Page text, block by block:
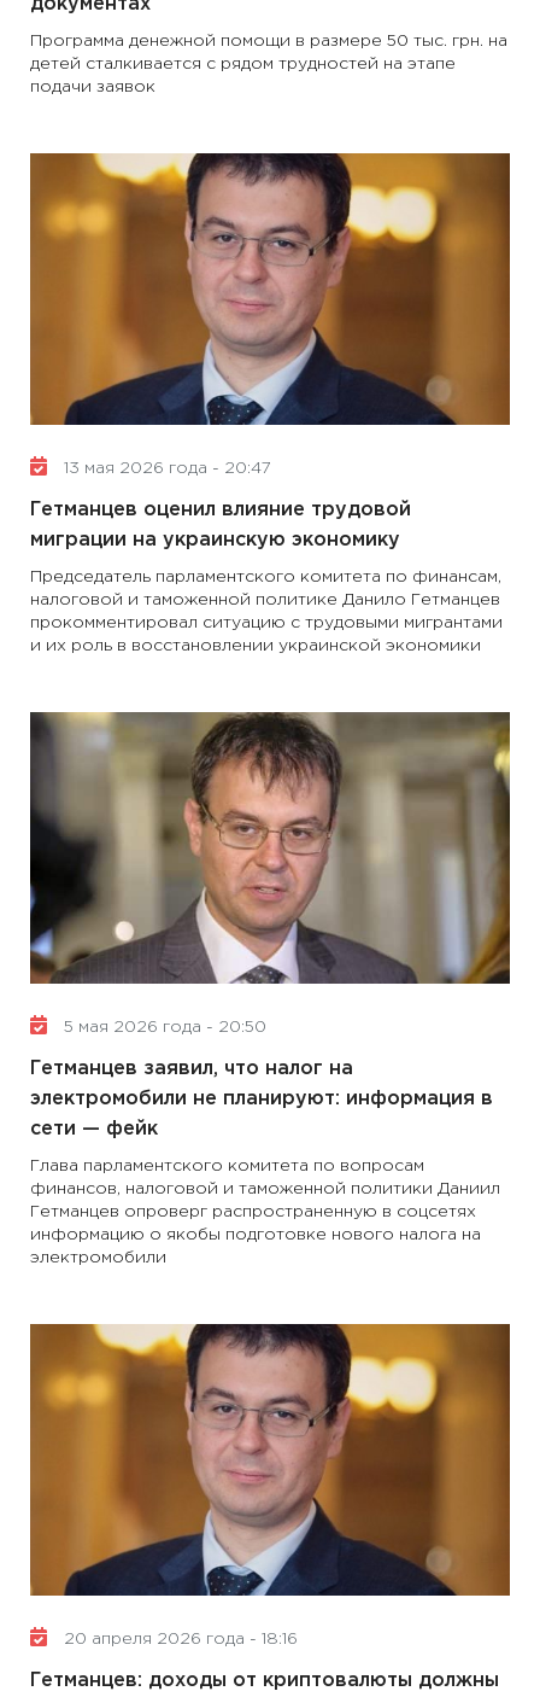
документах
Программа денежной помощи в размере 50 тыс. грн. на
детей сталкивается с рядом трудностей на этапе
подачи заявок
13 мая 2026 года - 20:47
Гетманцев оценил влияние трудовой
миграции на украинскую экономику
Председатель парламентского комитета по финансам,
налоговой и таможенной политике Данило Гетманцев
прокомментировал ситуацию с трудовыми мигрантами
и их роль в восстановлении украинской экономики
5 мая 2026 года - 20:50
Гетманцев заявил, что налог на
электромобили не планируют: информация в
сети — фейк
Глава парламентского комитета по вопросам
финансов, налоговой и таможенной политики Даниил
Гетманцев опроверг распространенную в соцсетях
информацию о якобы подготовке нового налога на
электромобили
20 апреля 2026 года - 18:16
Гетманцев: доходы от криптовалюты должны